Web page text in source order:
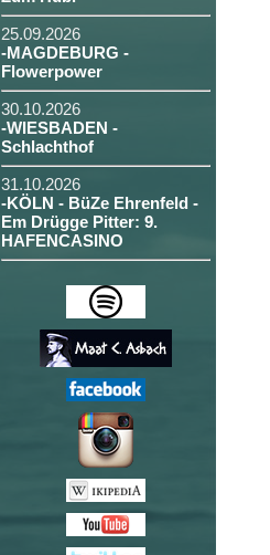
25.09.2026
-MAGDEBURG -
Flowerpower
30.10.2026
-WIESBADEN -
Schlachthof
31.10.2026
-KÖLN - BüZe Ehrenfeld -
Em Drügge Pitter: 9.
HAFENCASINO